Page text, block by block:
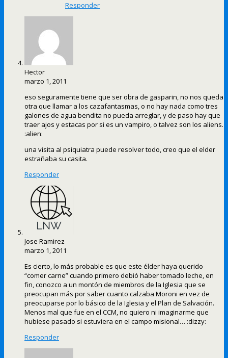
Responder
Hector
marzo 1, 2011
eso seguramente tiene que ser obra de gasparin, no nos queda
otra que llamar a los cazafantasmas, o no hay nada como tres
galones de agua bendita no pueda arreglar, y de paso hay que
traer ajos y estacas por si es un vampiro, o talvez son los aliens.
:alien:
una visita al psiquiatra puede resolver todo, creo que el elder
estrañaba su casita.
Responder
Jose Ramirez
marzo 1, 2011
Es cierto, lo más probable es que este élder haya querido
“comer carne” cuando primero debió haber tomado leche, en
fin, conozco a un montón de miembros de la Iglesia que se
preocupan más por saber cuanto calzaba Moroni en vez de
preocuparse por lo básico de la Iglesia y el Plan de Salvación.
Menos mal que fue en el CCM, no quiero ni imaginarme que
hubiese pasado si estuviera en el campo misional… :dizzy:
Responder